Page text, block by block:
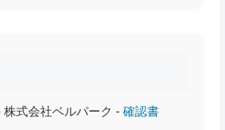
株式会社ベルパーク -確認書